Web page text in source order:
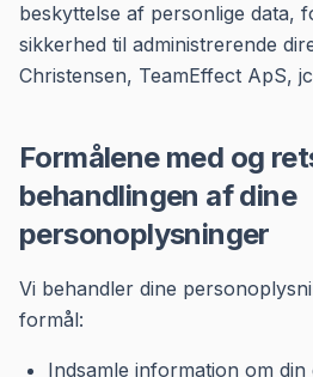
beskyttelse af personlige data,
sikkerhed til administrerende
Christensen, TeamEffect ApS,
Formålene med og
behandlingen af dine
personoplysninger
Vi behandler dine
formål:
Indsamle information om din